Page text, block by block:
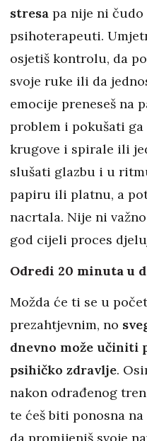
stresa pa nije ni
psihoterapeuti.
osjetiš kontrolu, da
svoje ruke ili da
emocije preneseš na
problem i pokušati
krugove i spirale ili
slušati glazbu i u
papiru ili platnu, a
nacrtala. Nije ni
god cijeli proces
Odredi 20 minuta u
Možda će ti se u
prezahtjevnim, no
dnevno može učiniti
psihičko zdravlje.
nakon odrađenog
te ćeš biti ponosna